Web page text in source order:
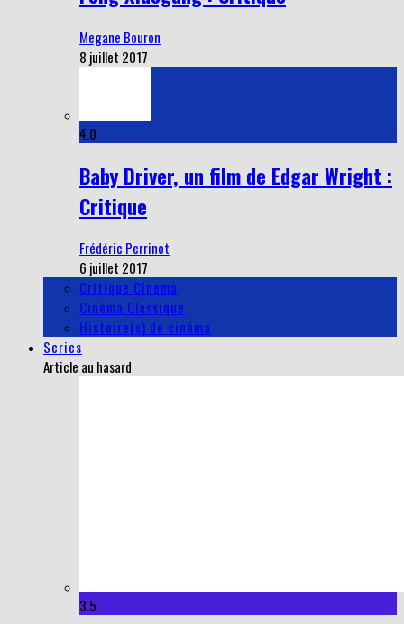
Megane Bouron
8 juillet 2017
4.0
Baby Driver, un film de Edgar Wright :
Critique
Frédéric Perrinot
6 juillet 2017
Critique Cinema
Cinéma Classique
Histoire(s) de cinéma
Series
Article au hasard
3.5